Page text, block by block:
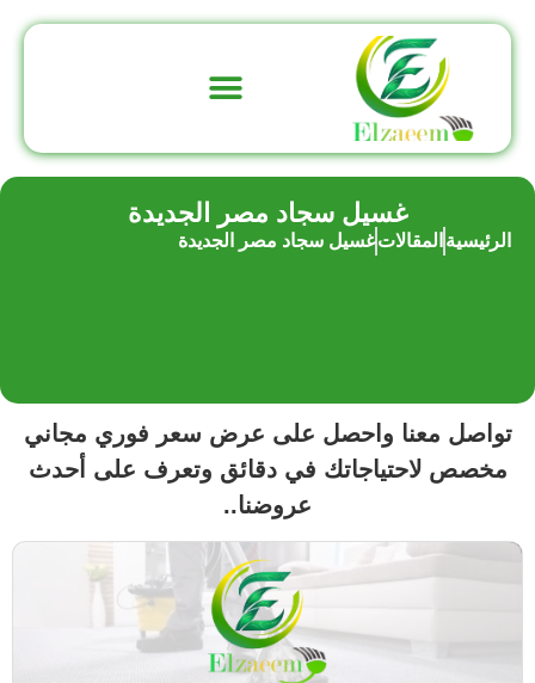
غسيل سجاد مصر الجديدة
الرئيسية المقالاتغسيل سجاد مصر الجديدة
تواصل معنا واحصل على عرض سعر فوري مجاني
مخصص لاحتياجاتك في دقائق وتعرف على أحدث
عروضنا..